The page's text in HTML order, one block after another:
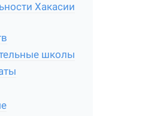
Хакасии
школы